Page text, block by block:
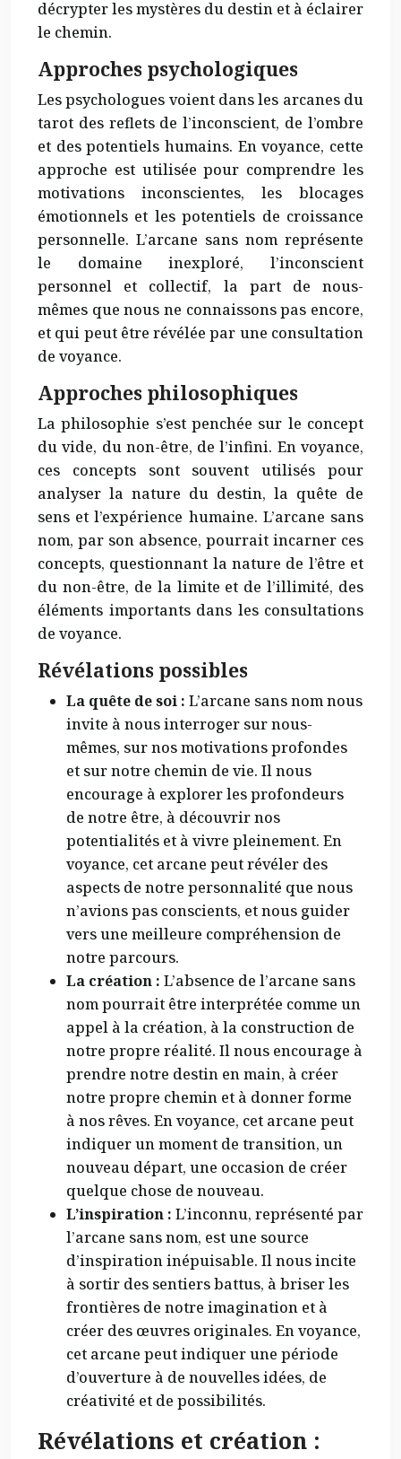
décrypter les mystères du destin et à éclairer
le chemin.
Approches psychologiques
Les psychologues voient dans les arcanes du
tarot des reflets de l’inconscient, de l’ombre
et des potentiels humains. En voyance, cette
approche est utilisée pour comprendre les
motivations inconscientes, les blocages
émotionnels et les potentiels de croissance
personnelle. L’arcane sans nom représente
le domaine inexploré, l’inconscient
personnel et collectif, la part de nous-
mêmes que nous ne connaissons pas encore,
et qui peut être révélée par une consultation
de voyance.
Approches philosophiques
La philosophie s’est penchée sur le concept
du vide, du non-être, de l’infini. En voyance,
ces concepts sont souvent utilisés pour
analyser la nature du destin, la quête de
sens et l’expérience humaine. L’arcane sans
nom, par son absence, pourrait incarner ces
concepts, questionnant la nature de l’être et
du non-être, de la limite et de l’illimité, des
éléments importants dans les consultations
de voyance.
Révélations possibles
La quête de soi : L’arcane sans nom nous
invite à nous interroger sur nous-
mêmes, sur nos motivations profondes
et sur notre chemin de vie. Il nous
encourage à explorer les profondeurs
de notre être, à découvrir nos
potentialités et à vivre pleinement. En
voyance, cet arcane peut révéler des
aspects de notre personnalité que nous
n’avions pas conscients, et nous guider
vers une meilleure compréhension de
notre parcours.
La création : L’absence de l’arcane sans
nom pourrait être interprétée comme un
appel à la création, à la construction de
notre propre réalité. Il nous encourage à
prendre notre destin en main, à créer
notre propre chemin et à donner forme
à nos rêves. En voyance, cet arcane peut
indiquer un moment de transition, un
nouveau départ, une occasion de créer
quelque chose de nouveau.
L’inspiration : L’inconnu, représenté par
l’arcane sans nom, est une source
d’inspiration inépuisable. Il nous incite
à sortir des sentiers battus, à briser les
frontières de notre imagination et à
créer des œuvres originales. En voyance,
cet arcane peut indiquer une période
d’ouverture à de nouvelles idées, de
créativité et de possibilités.
Révélations et création :